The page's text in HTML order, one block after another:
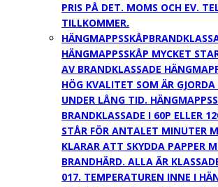
PRIS PÅ DET. MOMS OCH EV.
TILLKOMMER.
HÄNGMAPPSSKÅP
HÄNGMAPPSSKÅP MYCKET
AV BRANDKLASSADE
HÖG KVALITET SOM ÄR
UNDER LÅNG TID.
BRANDKLASSADE I 60P ELLER
STÅR FÖR ANTALET MINUTER
KLARAR ATT SKYDDA PAPPER
BRANDHÄRD. ALLA ÄR
017. TEMPERATUREN INNE I